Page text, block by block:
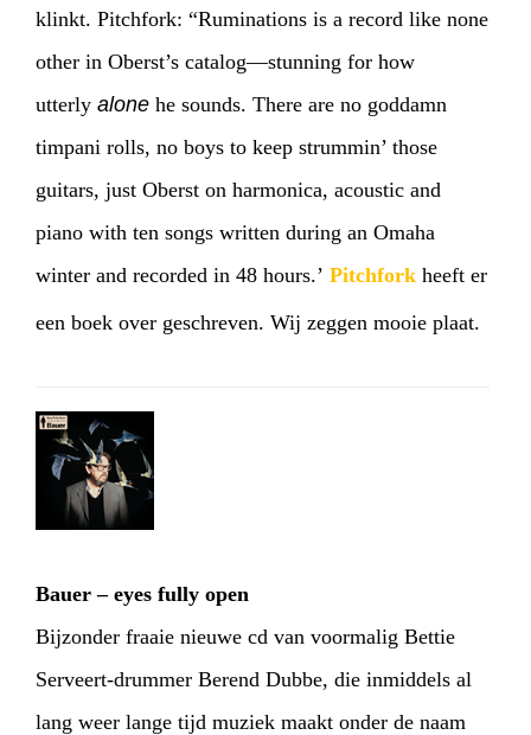
klinkt. Pitchfork: “Ruminations is a record like none
other in Oberst’s catalog—stunning for how
utterly alone he sounds. There are no goddamn
timpani rolls, no boys to keep strummin’ those
guitars, just Oberst on harmonica, acoustic and
piano with ten songs written during an Omaha
winter and recorded in 48 hours.’ Pitchfork heeft er
een boek over geschreven. Wij zeggen mooie plaat.
Bauer – eyes fully open
Bijzonder fraaie nieuwe cd van voormalig Bettie
Serveert-drummer Berend Dubbe, die inmiddels al
lang weer lange tijd muziek maakt onder de naam